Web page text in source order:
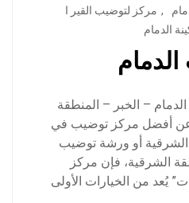
, مركز لتوضيب القير ا
الدمام
– الخبر – المنطقة
عن أفضل مركز توضيب في
الشرقية أو ورشة توضيب
الشرقية، فإن مركز
يُعد من الخيارات الأولى